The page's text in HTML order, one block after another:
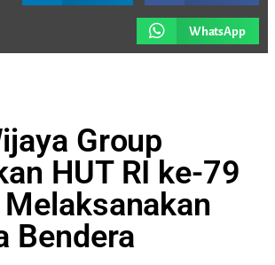
WhatsApp
Group
HUT RI ke-79
Bendera